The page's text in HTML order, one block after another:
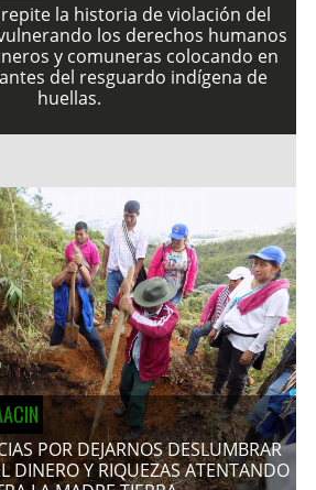
repite la historia de violación del
los derechos humanos
y comuneras colocando en
del resguardo indígena de
huellas.
POR DEJARNOS DESLUMBRAR
DINERO Y RIQUEZAS ATENTANDO